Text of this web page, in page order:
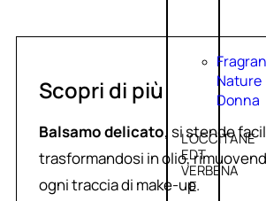
Nature
Donna
L’OCCITANE
EDT
VERBENA
E
Scopri di più
Balsamo delicato, si stende
trasformandosi in olio,
ogni traccia di make-up.